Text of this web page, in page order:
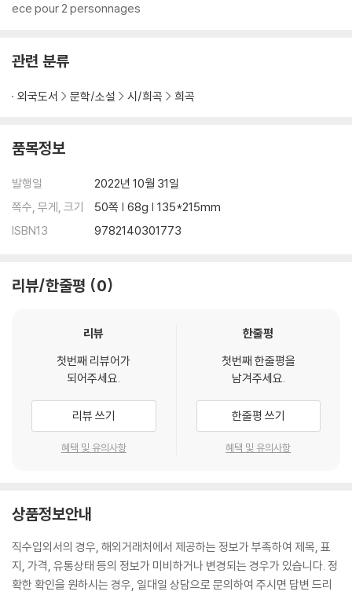
ece pour 2 personnages
관련 분류
외국도서 문학/소설 시/희곡 희곡
품목정보
발행일
2022년 10월 31일
쪽수, 무게, 크기
50쪽 | 68g | 135*215mm
ISBN13
9782140301773
리뷰/한줄평 0
리뷰
첫번째 리뷰어가
되어주세요.
리뷰 쓰기
혜택 및 유의사항
한줄평
첫번째 한줄평을
남겨주세요.
한줄평 쓰기
혜택 및 유의사항
상품정보안내
직수입외서의 경우, 해외거래처에서 제공하는 정보가 부족하여 제목, 표
지, 가격, 유통상태 등의 정보가 미비하거나 변경되는 경우가 있습니다. 정
확한 확인을 원하시는 경우, 일대일 상담으로 문의하여 주시면 답변 드리